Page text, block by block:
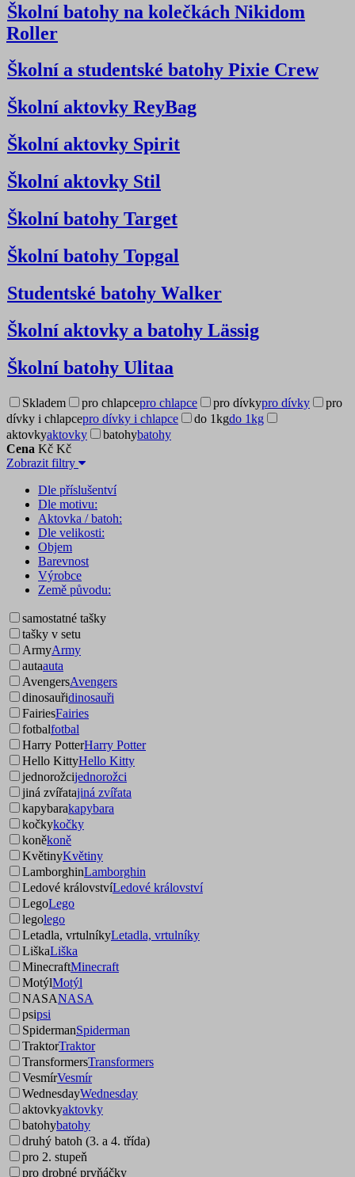
Školní batohy na kolečkách Nikidom
Roller
Školní a studentské batohy Pixie Crew
Školní aktovky ReyBag
Školní aktovky Spirit
Školní aktovky Stil
Školní batohy Target
Školní batohy Topgal
Studentské batohy Walker
Školní aktovky a batohy Lässig
Školní batohy Ulitaa
Skladem pro chlapcepro chlapce pro dívkypro dívky
pro
dívky i chlapcepro dívky i chlapce do 1kgdo 1kg
aktovkyaktovky batohybatohy
Cena Kč Kč
Zobrazit filtry
Dle příslušentví
Dle motivu:
Aktovka / batoh:
Dle velikosti:
Objem
Barevnost
Výrobce
Země původu:
samostatné tašky
tašky v setu
ArmyArmy
autaauta
AvengersAvengers
dinosauřidinosauři
FairiesFairies
fotbalfotbal
Harry PotterHarry Potter
Hello KittyHello Kitty
jednorožcijednorožci
jiná zvířatajiná zvířata
kapybarakapybara
kočkykočky
koněkoně
KvětinyKvětiny
LamborghinLamborghin
Ledové královstvíLedové království
LegoLego
legolego
Letadla, vrtulníkyLetadla, vrtulníky
LiškaLiška
MinecraftMinecraft
MotýlMotýl
NASANASA
psipsi
SpidermanSpiderman
TraktorTraktor
TransformersTransformers
VesmírVesmír
WednesdayWednesday
aktovkyaktovky
batohybatohy
druhý batoh (3. a 4. třída)
pro 2. stupeň
pro drobné prvňáčky